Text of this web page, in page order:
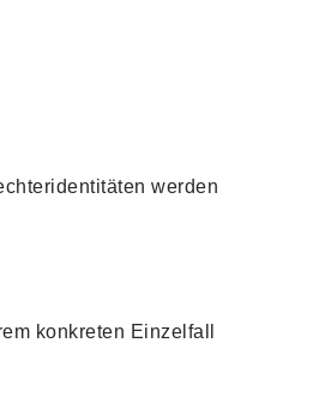
werden
konkreten Einzelfall